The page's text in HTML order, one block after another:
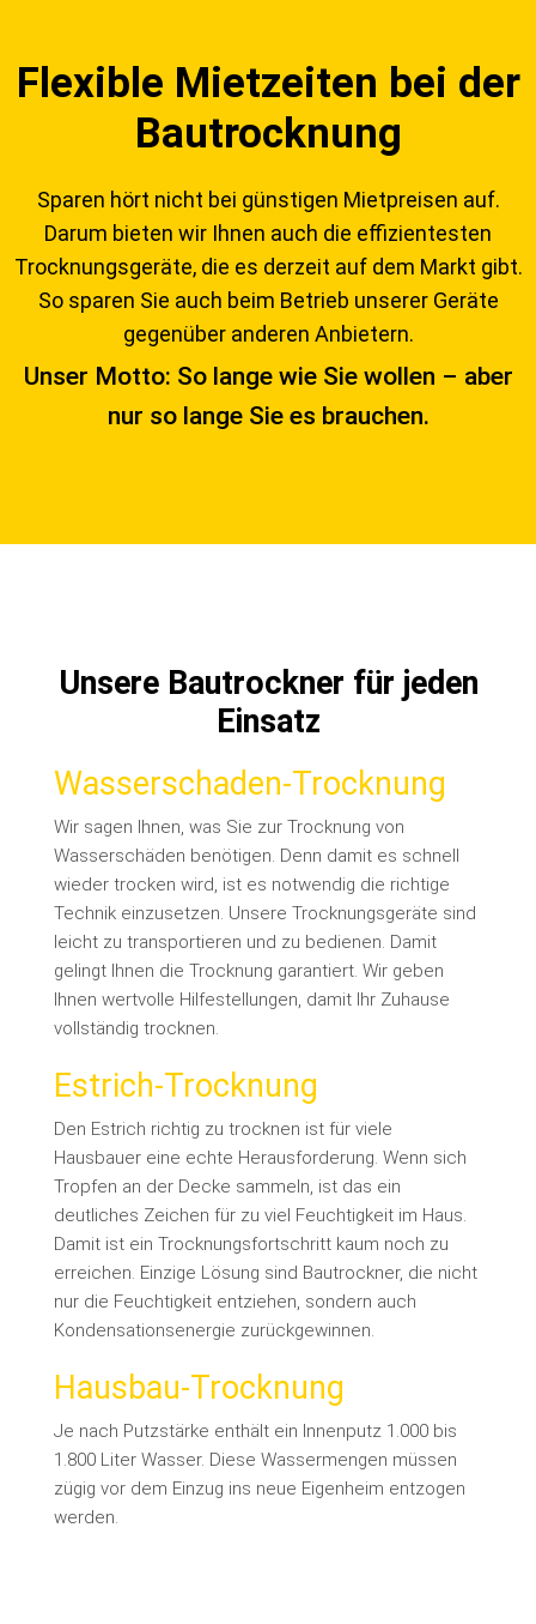
Flexible Mietzeiten bei der
Bautrocknung
Sparen hört nicht bei günstigen Mietpreisen auf.
Darum bieten wir Ihnen auch die effizientesten
Trocknungsgeräte, die es derzeit auf dem Markt gibt.
So sparen Sie auch beim Betrieb unserer Geräte
gegenüber anderen Anbietern.
Unser Motto: So lange wie Sie wollen – aber
nur so lange Sie es brauchen.
Unsere Bautrockner für jeden
Einsatz
Wasserschaden-Trocknung
Wir sagen Ihnen, was Sie zur Trocknung von
Wasserschäden benötigen. Denn damit es schnell
wieder trocken wird, ist es notwendig die richtige
Technik einzusetzen. Unsere Trocknungsgeräte sind
leicht zu transportieren und zu bedienen. Damit
gelingt Ihnen die Trocknung garantiert. Wir geben
Ihnen wertvolle Hilfestellungen, damit Ihr Zuhause
vollständig trocknen.
Estrich-Trocknung
Den Estrich richtig zu trocknen ist für viele
Hausbauer eine echte Herausforderung. Wenn sich
Tropfen an der Decke sammeln, ist das ein
deutliches Zeichen für zu viel Feuchtigkeit im Haus.
Damit ist ein Trocknungsfortschritt kaum noch zu
erreichen. Einzige Lösung sind Bautrockner, die nicht
nur die Feuchtigkeit entziehen, sondern auch
Kondensationsenergie zurückgewinnen.
Hausbau-Trocknung
Je nach Putzstärke enthält ein Innenputz 1.000 bis
1.800 Liter Wasser. Diese Wassermengen müssen
zügig vor dem Einzug ins neue Eigenheim entzogen
werden.